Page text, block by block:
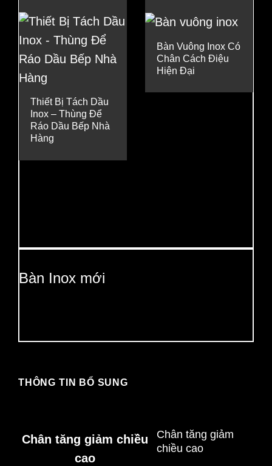
Thiết Bị Tách Dầu
Inox – Thùng Để
Ráo Dầu Bếp Nhà
Hàng
Bàn Vuông Inox Có
Chân Cách Điệu
Hiện Đại
Bàn Inox mới
THÔNG TIN BỔ SUNG
Chân tăng giảm chiều
cao
Chân tăng giảm
chiều cao